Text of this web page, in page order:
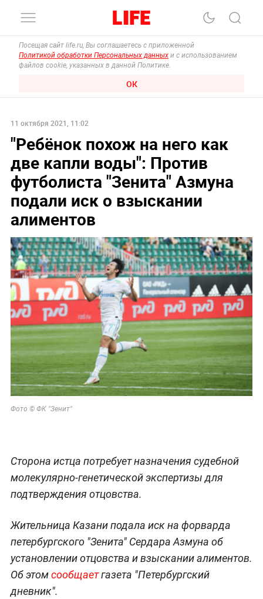
Посещая сайт life.ru, Вы соглашаетесь с приложенной
Политикой обработки Персональных данных и с использованием
файлов cookie, указанных в данной Политике.
ОК
11 октября 2021, 11:02
"Ребёнок похож на него как
две капли воды": Против
футболиста "Зенита" Азмуна
подали иск о взыскании
алиментов
Фото © ФК "Зенит"
Сторона истца потребует назначения судебной
молекулярно-генетической экспертизы для
подтверждения отцовства.
Жительница Казани подала иск на форварда
петербургского "Зенита" Сердара Азмуна об
установлении отцовства и взыскании алиментов.
Об этомсообщаетгазета "Петербургский
дневник".